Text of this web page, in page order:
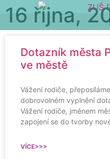
16 října,
Dotazník města
ve městě
Vážení rodiče,
dobrovolném vyplnění
Vážení rodiče, jménem
zapojení se do tvorby
VÍCE>>>